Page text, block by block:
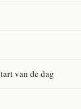
van de dag